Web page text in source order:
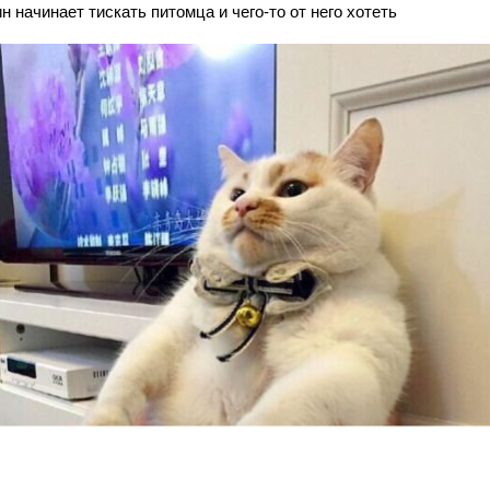
начинает тискать питомца и чего-то от него хотеть